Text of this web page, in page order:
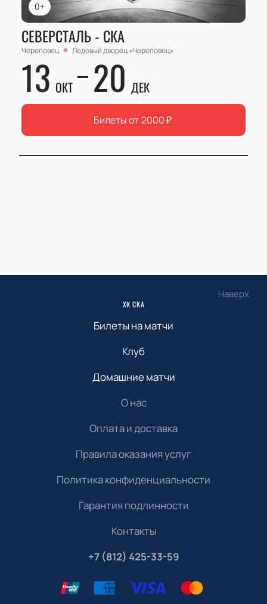
0+
СЕВЕРСТАЛЬ - СКА
Череповец Ледовый дворец «Череповец»
13 ОКТ 20 ДЕК
Билеты от 2000₽
Наверх
ХК СКА
Билеты на матчи
Клуб
Домашние матчи
О нас
Оплата и доставка
Правила оказания услуг
Политика конфиденциальности
Гарантия подлинности
Контакты
+7 (812) 425-33-59